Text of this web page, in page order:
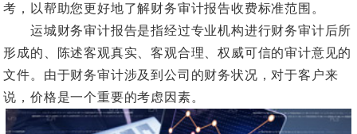
考，以帮助您更好地了解财务审计报告收费标准范围。
运城财务审计报告是指经过专业机构进行财务审计后所
形成的、陈述客观真实、客观合理、权威可信的审计意见的
文件。由于财务审计涉及到公司的财务状况，对于客户来
说，价格是一个重要的考虑因素。